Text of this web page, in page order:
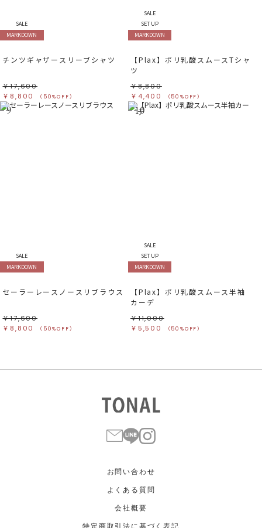
SALE
MARKDOWN
チンツギャザースリーブシャツ
￥17,600
￥8,800
（50%OFF）
SALE
SET UP
MARKDOWN
【Plax】ポリ乳酸スムースTシャ
ツ
￥8,800
￥4,400
（50%OFF）
9
SALE
MARKDOWN
セーラーレースノースリブラウス
￥17,600
￥8,800
（50%OFF）
10
SALE
SET UP
MARKDOWN
【Plax】ポリ乳酸スムース半袖
カーデ
￥11,000
￥5,500
（50%OFF）
お問い合わせ
よくある質問
会社概要
特定商取引法に基づく表記